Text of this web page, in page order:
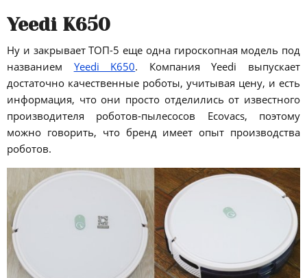
Yeedi K650
Ну и закрывает ТОП-5 еще одна гироскопная модель под
названием Yeedi K650. Компания Yeedi выпускает
достаточно качественные роботы, учитывая цену, и есть
информация, что они просто отделились от известного
производителя роботов-пылесосов Ecovacs, поэтому
можно говорить, что бренд имеет опыт производства
роботов.